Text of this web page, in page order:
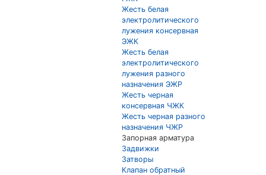
Жесть белая
электролитического
лужения консервная
ЭЖК
Жесть белая
электролитического
лужения разного
назначения ЭЖР
Жесть черная
консервная ЧЖК
Жесть черная разного
назначения ЧЖР
Запорная арматура
Задвижки
Затворы
Клапан обратный